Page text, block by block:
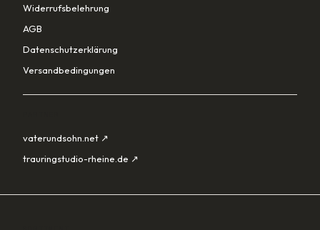
Widerrufsbelehrung
AGB
Datenschutzerklärung
Versandbedingungen
vaterundsohn.net ↗
trauringstudio-rheine.de ↗